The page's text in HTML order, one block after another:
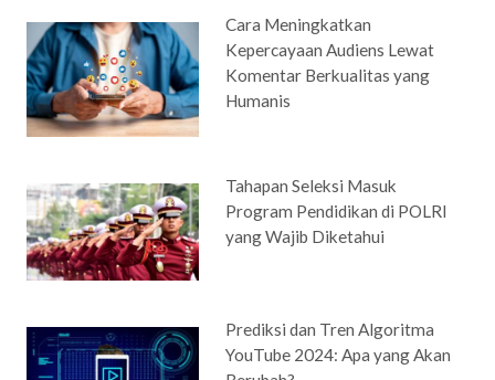
Cara Meningkatkan
Kepercayaan Audiens Lewat
Komentar Berkualitas yang
Humanis
Tahapan Seleksi Masuk
Program Pendidikan di POLRI
yang Wajib Diketahui
Prediksi dan Tren Algoritma
YouTube 2024: Apa yang Akan